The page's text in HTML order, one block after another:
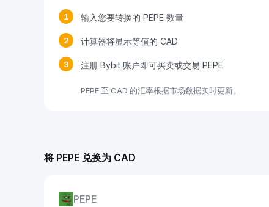
1 输入您要转换的 PEPE 数量
2 计算器将显示等值的 CAD
3 注册 Bybit 账户即可买卖或交易 PEPE
PEPE 至 CAD 的汇率根据市场数据实时更新。
将 PEPE 兑换为 CAD
PEPE